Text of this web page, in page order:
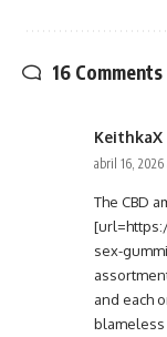
16 Comments
KeithkaX
abril 16, 2026
The CBD
sex-
and each
blameless